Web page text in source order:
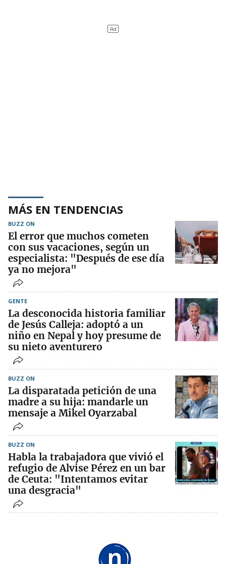
MÁS EN TENDENCIAS
BUZZ ON
El error que muchos cometen
con sus vacaciones, según un
especialista: "Después de ese día
ya no mejora"
GENTE
La desconocida historia familiar
de Jesús Calleja: adoptó a un
niño en Nepal y hoy presume de
su nieto aventurero
BUZZ ON
La disparatada petición de una
madre a su hija: mandarle un
mensaje a Mikel Oyarzabal
BUZZ ON
Habla la trabajadora que vivió el
refugio de Alvise Pérez en un bar
de Ceuta: "Intentamos evitar
una desgracia"